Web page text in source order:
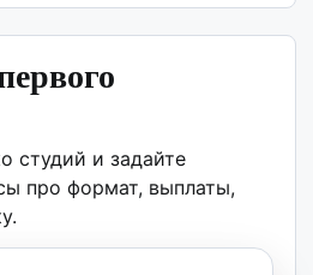
студий и задайте
про формат, выплаты,